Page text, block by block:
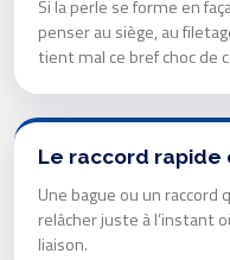
Si la perle se forme en
penser au siège, au
tient mal ce bref choc de
Le raccord rapide
Une bague ou un
relâcher juste à l’instant
liaison.